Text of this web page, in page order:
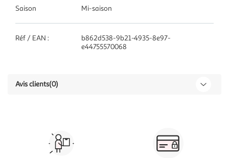
Saison
Mi-saison
Réf / EAN :
b862d538-9b21-4935-8e97-
e44755570068
Avis clients(0)